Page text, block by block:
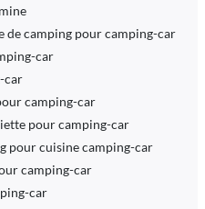
de camping pour camping-car
car
car
camping-car
pour camping-car
pour cuisine camping-car
camping-car
car